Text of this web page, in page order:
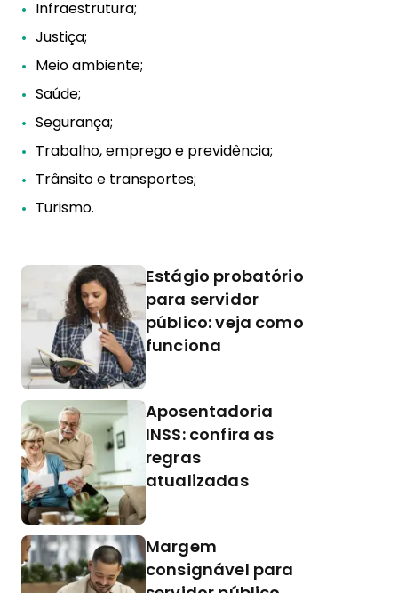
Infraestrutura;
Justiça;
Meio ambiente;
Saúde;
Segurança;
Trabalho, emprego e previdência;
Trânsito e transportes;
Turismo.
Estágio probatório
para servidor
público: veja como
funciona
Aposentadoria
INSS: confira as
regras
atualizadas
Margem
consignável para